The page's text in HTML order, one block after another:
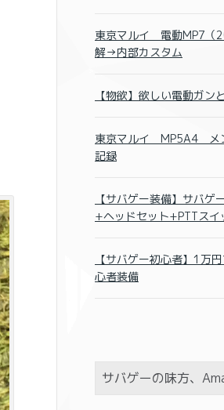
東京マルイ 電動MP7（
解→内部カスタム
【物欲】欲しい電動ガン
東京マルイ MP5A4 メ
記録
【サバゲー装備】サバゲ
+ヘッドセット+PTTスイ
【サバゲー初心者】1万
心者装備
サバゲーの味方、